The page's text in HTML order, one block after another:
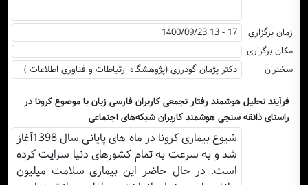
زمان برگزاری
1400/09/23 13 - 17
مکان برگزاری
سخنران
دکتر پژمان گودرزی (پژوهشگاه ارتباطات و فناوری اطلاعات )
فرآیند تحلیل هوشمند رفتار تجمعی کاربران فارسی زبان با موضوع کرونا در
راستای ذائقه سنجی هوشمند کاربران شبکه‌های اجتماعی
شیوع بیماری کرونا در ماه های پایانی سال 1398آغاز
شد و به سرعت به تمام کشورهای دنیا سرایت کرده
است. در حال حاضر این بیماری سلامت میلیون